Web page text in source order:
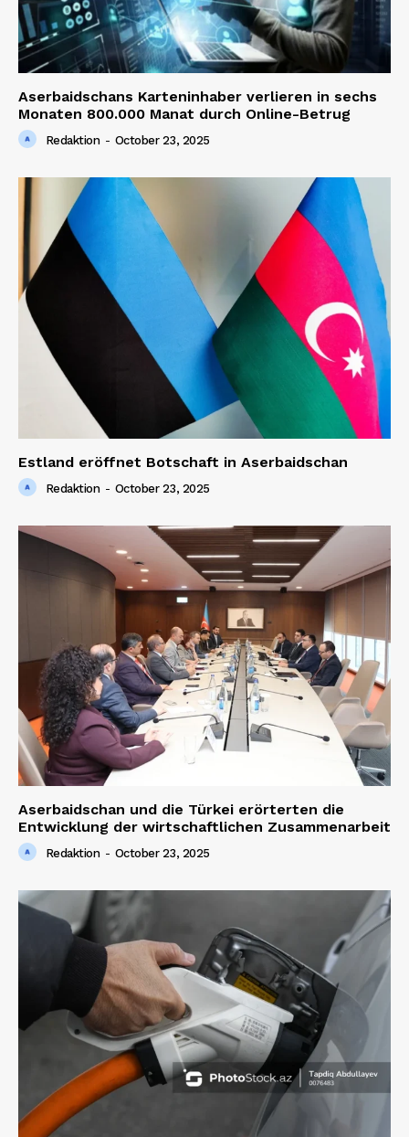
Aserbaidschans Karteninhaber verlieren in sechs
Monaten 800.000 Manat durch Online-Betrug
Redaktion - October 23, 2025
Estland eröffnet Botschaft in Aserbaidschan
Redaktion - October 23, 2025
Aserbaidschan und die Türkei erörterten die
Entwicklung der wirtschaftlichen Zusammenarbeit
Redaktion - October 23, 2025